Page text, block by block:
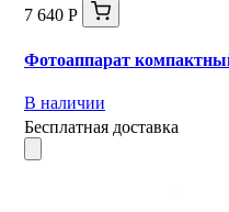
7 640 Р
Фотоаппарат
В наличии
Бесплатная доставка